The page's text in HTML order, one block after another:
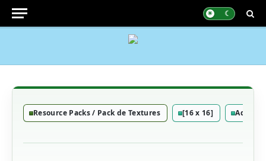
Resource Packs / Pack de Textures [16 x 16] Add-On